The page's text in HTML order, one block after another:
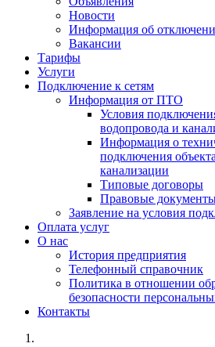
Новости
Информация об
Вакансии
Тарифы
Услуги
Подключение к сетям
Информация от ПТО
Условия
водопровода и
Информация о
подключения
канализации
Типовые договоры
Правовые
Заявление на условия
Оплата услуг
О нас
История предприятия
Телефонный справочник
Политика в отношении
безопасности
Контакты